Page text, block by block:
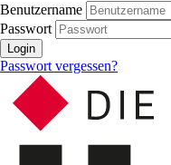
Benutzername
Passwort
Login
Passwort vergessen?